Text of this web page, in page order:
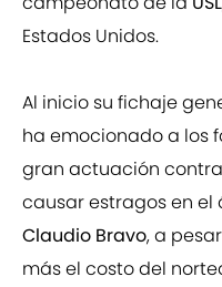
Estados Unidos.
Al inicio su fichaje
ha emocionado a los
gran actuación
causar estragos en
Claudio Bravo, a
más el costo del